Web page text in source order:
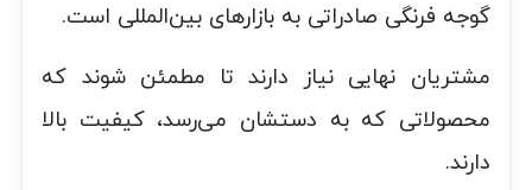
گوجه فرنگی صادراتی به بازارهای بین‌المللی است.
مشتریان نهایی نیاز دارند تا مطمئن شوند که
محصولاتی که به دستشان می‌رسد، کیفیت بالا
دارند.